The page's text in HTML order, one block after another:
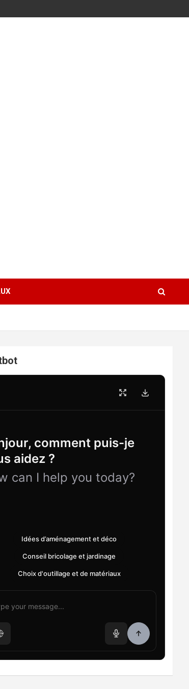
comment puis-je
aidez ?
can I help you today?
Idées d’aménagement et déco
Conseil bricolage et jardinage
Choix d'outillage et de matériaux